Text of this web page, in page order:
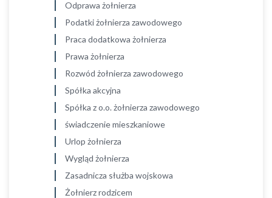
Odprawa żołnierza
Podatki żołnierza zawodowego
Praca dodatkowa żołnierza
Prawa żołnierza
Rozwód żołnierza zawodowego
Spółka akcyjna
Spółka z o.o. żołnierza zawodowego
świadczenie mieszkaniowe
Urlop żołnierza
Wygląd żołnierza
Zasadnicza służba wojskowa
Żołnierz rodzicem